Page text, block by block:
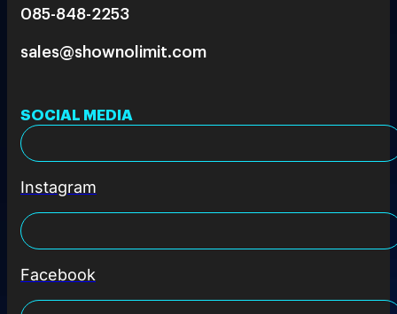
085-848-2253
sales@shownolimit.com
SOCIAL MEDIA
Instagram
Facebook